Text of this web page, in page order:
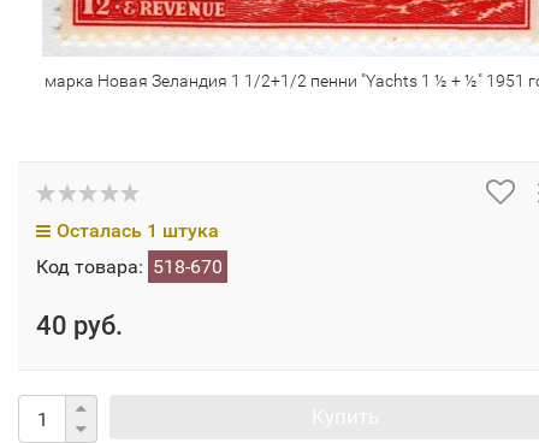
марка Новая Зеландия 1 1/2+1/2 пенни "Yachts 1 ½ + ½" 1951
Осталась 1 штука
Код товара: 518-670
40 руб.